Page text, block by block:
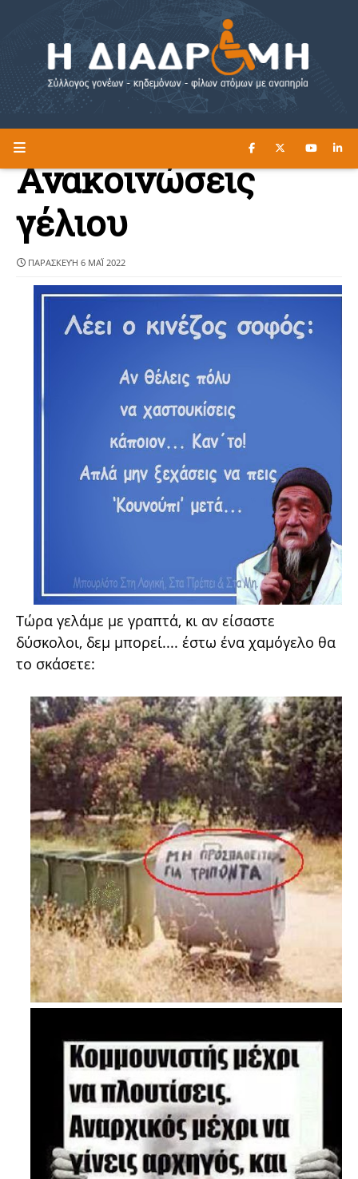
Η ΔΙΑΔΡΟΜΗ ΔΙΑΒΑΣΤΕ ΕΔΩ ►
Ανακοινώσεις
γέλιου
ΠΑΡΑΣΚΕΥΉ 6 ΜΑΪ́ 2022
Τώρα γελάμε με γραπτά, κι αν είσαστε
δύσκολοι, δεμ μπορεί.... έστω ένα χαμόγελο θα
το σκάσετε: